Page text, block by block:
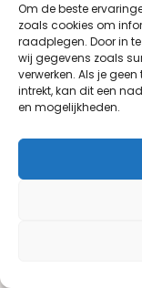
Om de beste
zoals cookies om
raadplegen. Door in
wij gegevens zoals
verwerken. Als je
intrekt, kan dit een
en mogelijkheden.
Scherpe
Snelle
Parfum
Wat betekent
doorgaans
geur